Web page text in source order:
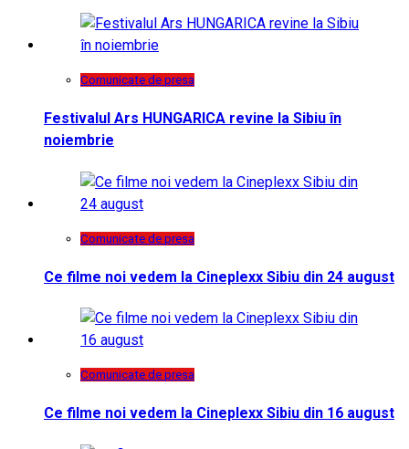
Comunicate de presa
Festivalul Ars HUNGARICA revine la Sibiu în
noiembrie
Comunicate de presa
Ce filme noi vedem la Cineplexx Sibiu din 24 august
Comunicate de presa
Ce filme noi vedem la Cineplexx Sibiu din 16 august